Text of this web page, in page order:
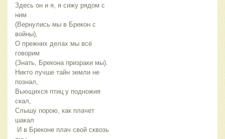
Здесь он и я, я сижу рядом с
ним
(Вернулись мы в Брекон с
войны),
О прежних делах мы всё
говорим
(Знать, Брекона призраки мы).
Никто лучше тайн земли не
познал,
Вьющихся птиц у подножия
скал,
Слышу порою, как плачет
шакал
И в Бреконе плач свой сквозь